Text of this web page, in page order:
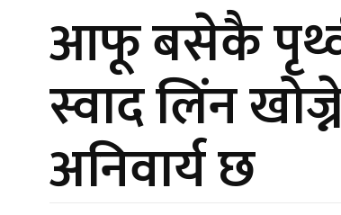
आफू बसेकै
स्वाद लिंन
अनिवार्य छ